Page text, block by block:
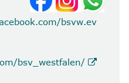
bsvw.ev
bsv_westfalen/